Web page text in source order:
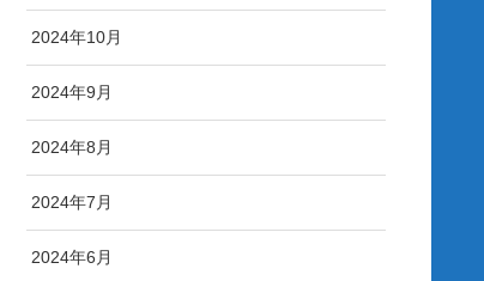
2024年10月
2024年9月
2024年8月
2024年7月
2024年6月